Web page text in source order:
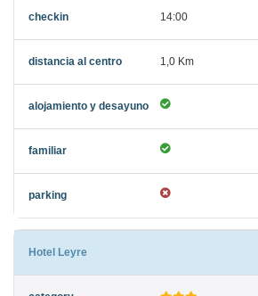
14:00
1,0 Km
Hotel Leyre